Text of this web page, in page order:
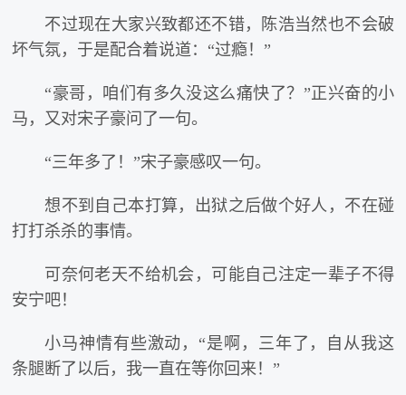
不过现在大家兴致都还不错，陈浩当然也不会破
坏气氛，于是配合着说道：“过瘾！”
“豪哥，咱们有多久没这么痛快了？”正兴奋的小
马，又对宋子豪问了一句。
“三年多了！”宋子豪感叹一句。
想不到自己本打算，出狱之后做个好人，不在碰
打打杀杀的事情。
可奈何老天不给机会，可能自己注定一辈子不得
安宁吧！
小马神情有些激动，“是啊，三年了，自从我这
条腿断了以后，我一直在等你回来！”